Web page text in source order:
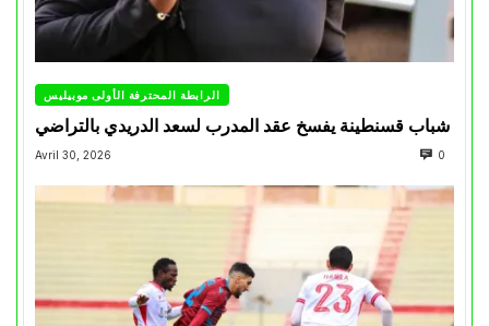
الرابطة المحترفة الأولى موبيليس
شباب قسنطينة يفسخ عقد المدرب لسعد الدريدي بالتراضي
Avril 30, 2026 0